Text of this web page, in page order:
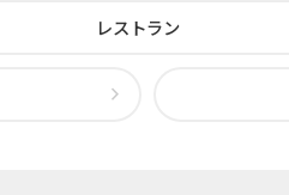
レストラン